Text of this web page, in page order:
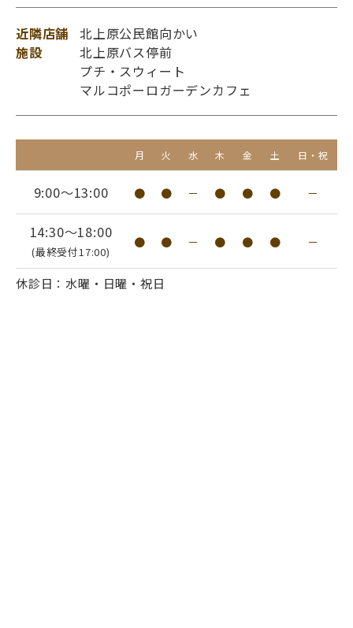
近隣店舗
施設
北上原公民館向かい
北上原バス停前
プチ・スウィート
マルコポーロガーデンカフェ
月 火 水 木 金 土 日・祝
9:00～13:00 ● ● － ● ● ● －
14:30～18:00
(最終受付17:00)
● ● － ● ● ● －
休診日：水曜・日曜・祝日